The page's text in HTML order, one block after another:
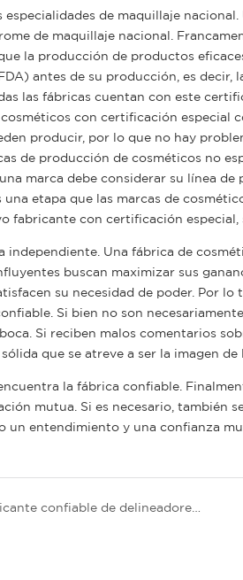
especialidades de maquillaje
de maquillaje nacional.
la producción de productos
antes de su producción, es decir,
las fábricas cuentan con este
con certificación especial
producir, por lo que no hay
de producción de cosméticos no
marca debe considerar su línea
una etapa que las marcas de
fabricante con certificación especial,
independiente. Una fábrica de
buscan maximizar sus
su necesidad de poder. Por
Si bien no son
Si reciben malos comentarios
que se atreve a ser la imagen
la fábrica confiable.
mutua. Si es necesario, también
un entendimiento y una confianza
Cómo elegir un fabricante confiable de delineadores de ojos